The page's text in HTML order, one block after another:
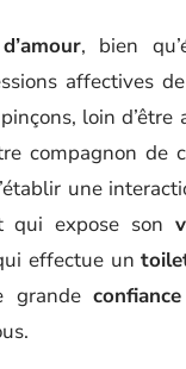
, bien
affectives
loin d’être
compagnon de
une
qui expose son
effectue un
grande confiance